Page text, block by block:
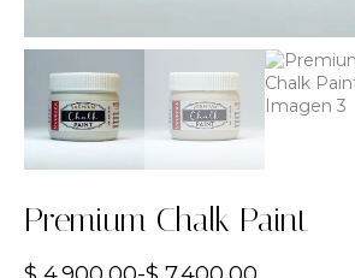
Premium Chalk Paint